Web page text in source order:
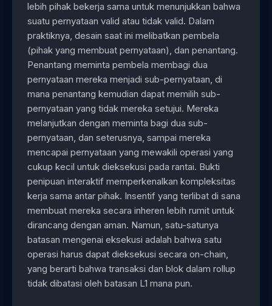
lebih pihak bekerja sama untuk menunjukkan bahwa
suatu pernyataan valid atau tidak valid. Dalam
praktiknya, desain saat ini melibatkan pembela
(pihak yang membuat pernyataan), dan penantang.
Penantang meminta pembela membagi dua
pernyataan mereka menjadi sub-pernyataan, di
mana penantang kemudian dapat memilih sub-
pernyataan yang tidak mereka setujui. Mereka
melanjutkan dengan meminta bagi dua sub-
pernyataan, dan seterusnya, sampai mereka
mencapai pernyataan yang mewakili operasi yang
cukup kecil untuk dieksekusi pada rantai. Bukti
penipuan interaktif memperkenalkan kompleksitas
kerja sama antar pihak. Insentif yang terlibat di sana
membuat mereka secara inheren lebih rumit untuk
dirancang dengan aman. Namun, satu-satunya
batasan mengenai eksekusi adalah bahwa satu
operasi harus dapat dieksekusi secara on-chain,
yang berarti bahwa transaksi dan blok dalam rollup
tidak dibatasi oleh batasan L1 mana pun.